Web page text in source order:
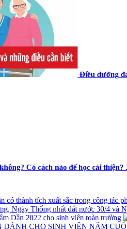
Điều dưỡng
Có cách nào để học cải thiện?
có thành tích xuất sắc trong công tác
Ngày Thống nhất đất nước 30/4 và
Dần 2022 cho sinh viên toàn trường
CHO SINH VIÊN NĂM